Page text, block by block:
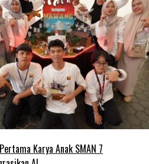
Karya Anak SMAN 7